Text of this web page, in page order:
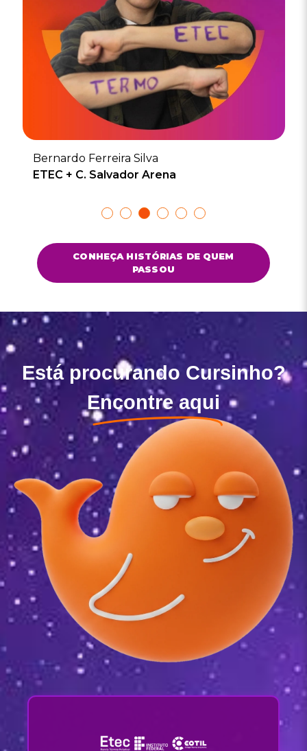
Bernardo Ferreira Silva
ETEC + C. Salvador Arena
CONHEÇA HISTÓRIAS DE QUEM
PASSOU
Está procurando Cursinho?
Encontre aqui